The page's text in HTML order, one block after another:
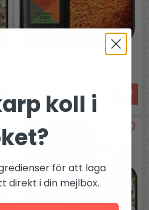
koll i
för att laga
direkt i din mejlbox.